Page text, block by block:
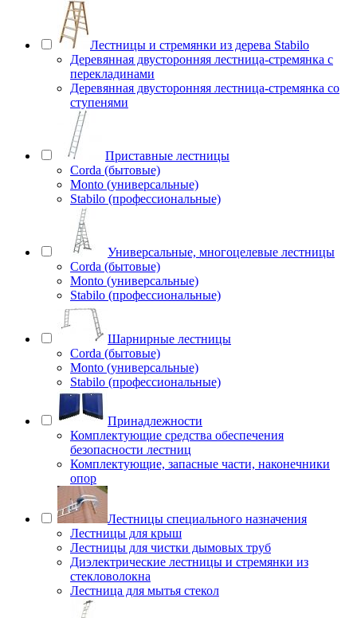
Лестницы и стремянки из дерева Stabilo
Деревянная двусторонняя лестница-стремянка с
перекладинами
Деревянная двусторонняя лестница-стремянка со
ступенями
Приставные лестницы
Corda (бытовые)
Monto (универсальные)
Stabilo (профессиональные)
Универсальные, многоцелевые лестницы
Corda (бытовые)
Monto (универсальные)
Stabilo (профессиональные)
Шарнирные лестницы
Corda (бытовые)
Monto (универсальные)
Stabilo (профессиональные)
Принадлежности
Комплектующие средства обеспечения
безопасности лестниц
Комплектующие, запасные части, наконечники
опор
Лестницы специального назначения
Лестницы для крыш
Лестницы для чистки дымовых труб
Диэлектрические лестницы и стремянки из
стекловолокна
Лестница для мытья стекол